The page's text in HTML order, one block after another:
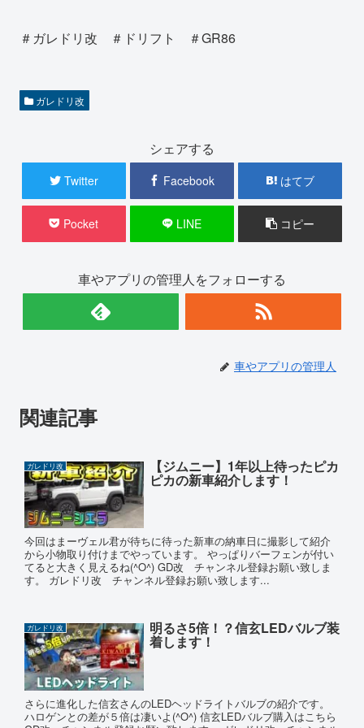
＃ガレドリ改 ＃ドリフト ＃GR86
ガレドリ改
シェアする
Twitter Facebook はてブ
Pocket LINE コピー
車やアプリの管理人をフォローする
車やアプリの管理人
関連記事
ガレドリ改 【ジムニー】1年以上待ったピカ
ピカの新車紹介します！
今回はまーヴェル君が待ちに待った新車の納車日に撮影して紹介
から小物取り付けまでやっています。 やっぱりバーフェンが付い
てると大きく見えるね(^O^) GD改 チャンネル登録お願い致しま
す。 ガレドリ改 チャンネル登録お願い致します...
ガレドリ改 明るさ5倍！？信玄LEDバルブ装
着します！
さらに進化した信玄さんのLEDヘッドライトバルブの紹介です。
ハロゲンとの差が５倍は凄いよ(^O^) 信玄LEDバルブ購入はこちら